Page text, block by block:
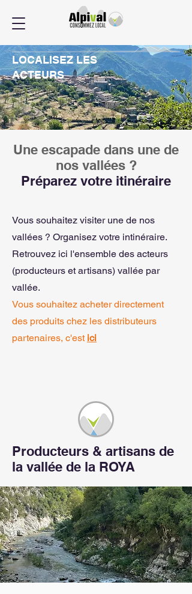
LOCALISEZ LES
ACTEURS
Une escapade dans une de
nos vallées ?
Préparez votre itinéraire
Vous souhaitez visiter une de nos
vallées ? Organisez votre intinéraire.
Retrouvez ici l'ensemble des acteurs
(producteurs et artisans) vallée par
vallée.
Vous souhaitez acheter directement
des produits chez les distributeurs
partenaires, c'est ici
Producteurs & artisans de
la vallée de la ROYA